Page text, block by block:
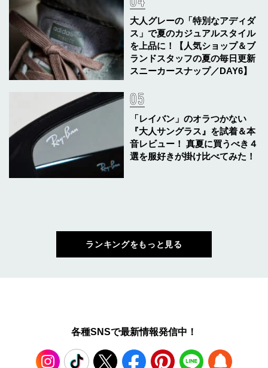
大人グレーの「特別なアディダ
ス」で夏のカジュアルスタイル
を上品に！【人気ショップ＆ブ
ランドスタッフの夏の毎日更新
スニーカースナップ／DAY6】
「レイバン」のオラつかない
『大人サングラス』を試着＆本
音レビュー！ 真夏に買うべき４
選を服好きが掛け比べてみた！
ランキングをもっと見る
各種SNSで最新情報発信中！